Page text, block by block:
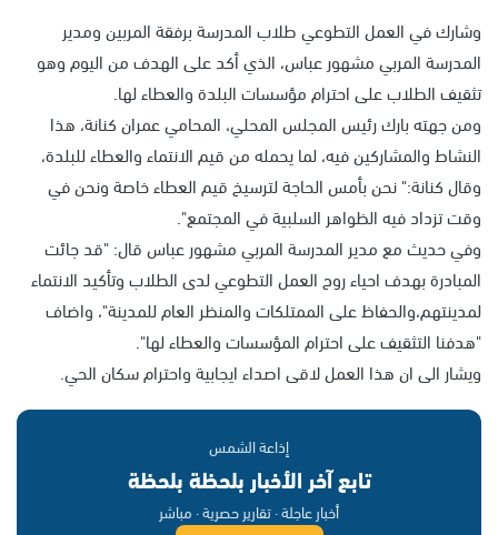
وشارك في العمل التطوعي طلاب المدرسة برفقة المربين ومدير
المدرسة المربي مشهور عباس، الذي أكد على الهدف من اليوم وهو
تثقيف الطلاب على احترام مؤسسات البلدة والعطاء لها.
ومن جهته بارك رئيس المجلس المحلي، المحامي عمران كنانة، هذا
النشاط والمشاركين فيه، لما يحمله من قيم الانتماء والعطاء للبلدة،
وقال كنانة:" نحن بأمس الحاجة لترسيخ قيم العطاء خاصة ونحن في
وقت تزداد فيه الظواهر السلبية في المجتمع".
وفي حديث مع مدير المدرسة المربي مشهور عباس قال: "قد جائت
المبادرة بهدف احياء روح العمل التطوعي لدى الطلاب وتأكيد الانتماء
لمدينتهم،والحفاظ على الممتلكات والمنظر العام للمدينة"، واضاف
"هدفنا التثقيف على احترام المؤسسات والعطاء لها".
ويشار الى ان هذا العمل لاقى اصداء ايجابية واحترام سكان الحي.
إذاعة الشمس
تابع آخر الأخبار بلحظة بلحظة
أخبار عاجلة · تقارير حصرية · مباشر